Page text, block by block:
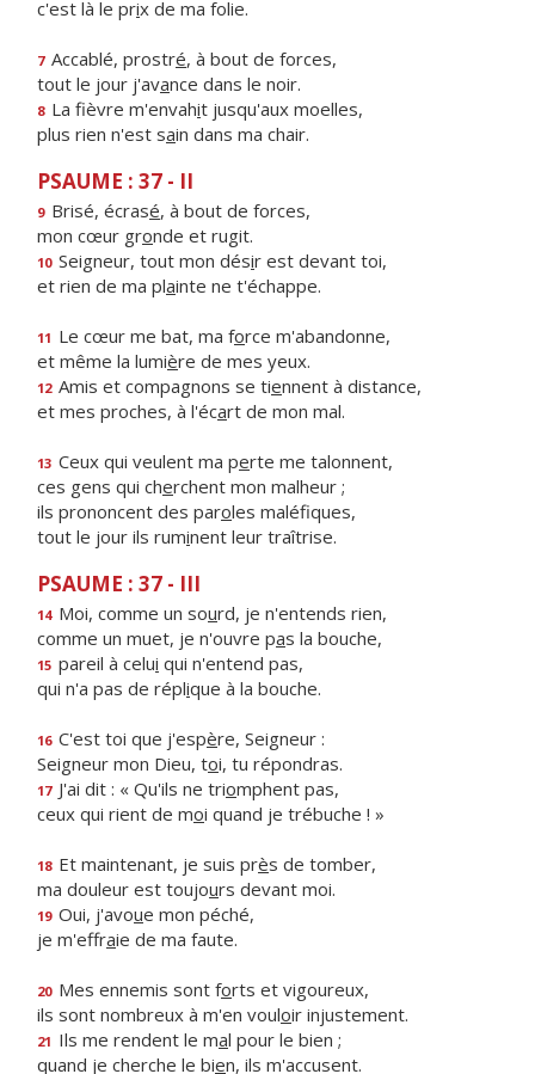
c'est là le prix de ma folie.
7 Accablé, prostré, à bout de forces,
tout le jour j'avance dans le noir.
8 La fièvre m'envahit jusqu'aux moelles,
plus rien n'est sain dans ma chair.
PSAUME : 37 - II
9 Brisé, écrasé, à bout de forces,
mon cœur gronde et rugit.
10 Seigneur, tout mon désir est devant toi,
et rien de ma plainte ne t'échappe.
11 Le cœur me bat, ma force m'abandonne,
et même la lumière de mes yeux.
12 Amis et compagnons se tiennent à distance,
et mes proches, à l'écart de mon mal.
13 Ceux qui veulent ma perte me talonnent,
ces gens qui cherchent mon malheur ;
ils prononcent des paroles maléfiques,
tout le jour ils ruminent leur traîtrise.
PSAUME : 37 - III
14 Moi, comme un sourd, je n'entends rien,
comme un muet, je n'ouvre pas la bouche,
15 pareil à celui qui n'entend pas,
qui n'a pas de réplique à la bouche.
16 C'est toi que j'espère, Seigneur :
Seigneur mon Dieu, toi, tu répondras.
17 J'ai dit : « Qu'ils ne triomphent pas,
ceux qui rient de moi quand je trébuche ! »
18 Et maintenant, je suis près de tomber,
ma douleur est toujours devant moi.
19 Oui, j'avoue mon péché,
je m'effraie de ma faute.
20 Mes ennemis sont forts et vigoureux,
ils sont nombreux à m'en vouloir injustement.
21 Ils me rendent le mal pour le bien ;
quand je cherche le bien, ils m'accusent.